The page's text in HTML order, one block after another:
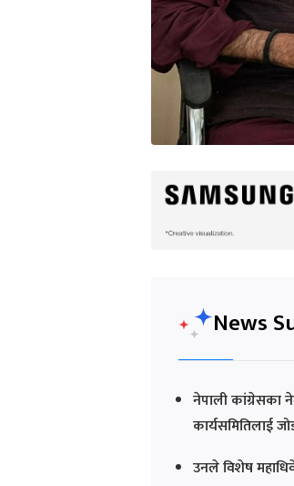
News
नेपाली कांग्रेसका
कार्यसमितिलाई
उनले विशेष